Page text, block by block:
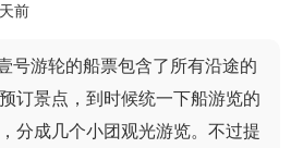
前
号游轮的船票包含了所有沿途的
订景点，到时候统一下船游览的
分成几个小团观光游览。不过提